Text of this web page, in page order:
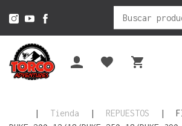
Buscar
por:
| Tienda | REPUESTOS |